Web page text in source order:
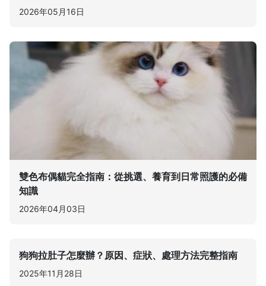
2026年05月16日
雙色布偶貓完全指南：從挑選、養育到日常照護的必備
知識
2026年04月03日
狗狗拉肚子怎麼辦？原因、症狀、處理方法完整指南
2025年11月28日